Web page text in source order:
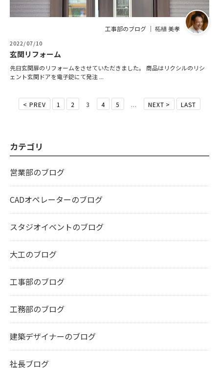
工事部のブログ ｜ 柘植 美孝
2022/07/10
玄関リフォーム
先日玄関扉のリフォームをさせていただきました。 商品はリクシルのリシ
ェント玄関ドアを電子錠にて発注 ...
< PREV 1 2 3 4 5 ... NEXT > LAST
カテゴリ
営業部のブログ
CADオペレーターのブログ
スタジオイベントのブログ
大工のブログ
工事部のブログ
工務部のブログ
建築デザイナーのブログ
社長ブログ